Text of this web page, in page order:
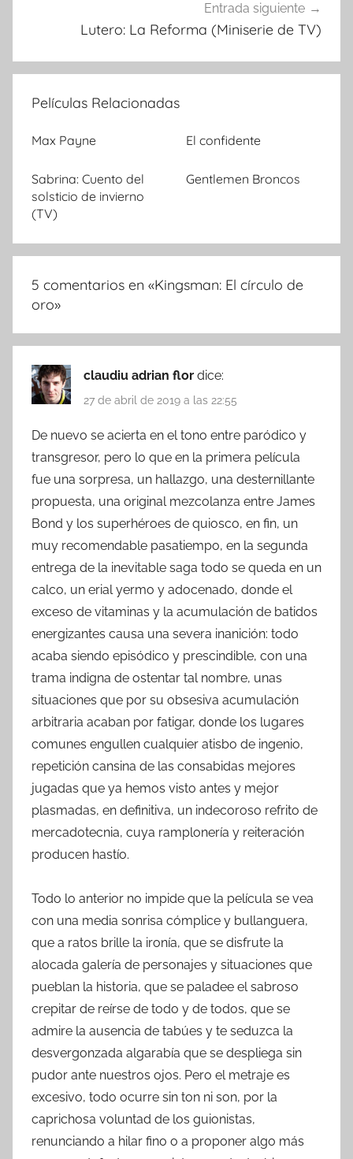
Entrada siguiente
Lutero: La Reforma (Miniserie de TV)
Películas Relacionadas
Max Payne El confidente
Sabrina: Cuento del
solsticio de invierno
(TV)
Gentlemen Broncos
5 comentarios en «Kingsman: El círculo de
oro»
claudiu adrian flor dice:
27 de abril de 2019 a las 22:55
De nuevo se acierta en el tono entre paródico y
transgresor, pero lo que en la primera película
fue una sorpresa, un hallazgo, una desternillante
propuesta, una original mezcolanza entre James
Bond y los superhéroes de quiosco, en fin, un
muy recomendable pasatiempo, en la segunda
entrega de la inevitable saga todo se queda en un
calco, un erial yermo y adocenado, donde el
exceso de vitaminas y la acumulación de batidos
energizantes causa una severa inanición: todo
acaba siendo episódico y prescindible, con una
trama indigna de ostentar tal nombre, unas
situaciones que por su obsesiva acumulación
arbitraria acaban por fatigar, donde los lugares
comunes engullen cualquier atisbo de ingenio,
repetición cansina de las consabidas mejores
jugadas que ya hemos visto antes y mejor
plasmadas, en definitiva, un indecoroso refrito de
mercadotecnia, cuya ramplonería y reiteración
producen hastío.
Todo lo anterior no impide que la película se vea
con una media sonrisa cómplice y bullanguera,
que a ratos brille la ironía, que se disfrute la
alocada galería de personajes y situaciones que
pueblan la historia, que se paladee el sabroso
crepitar de reírse de todo y de todos, que se
admire la ausencia de tabúes y te seduzca la
desvergonzada algarabía que se despliega sin
pudor ante nuestros ojos. Pero el metraje es
excesivo, todo ocurre sin ton ni son, por la
caprichosa voluntad de los guionistas,
renunciando a hilar fino o a proponer algo más